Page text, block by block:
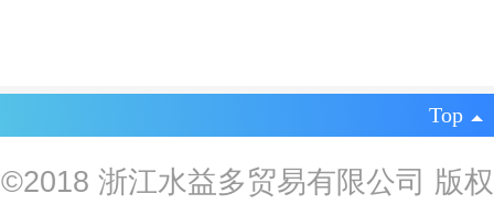
Top
©2018 浙江水益多贸易有限公司 版权